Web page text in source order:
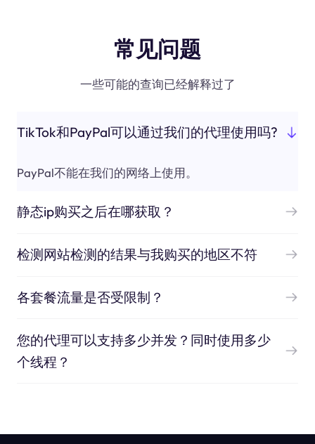
常见问题
一些可能的查询已经解释过了
TikTok和PayPal可以通过我们的代理使用吗?
PayPal不能在我们的网络上使用。
静态ip购买之后在哪获取？
检测网站检测的结果与我购买的地区不符
各套餐流量是否受限制？
您的代理可以支持多少并发？同时使用多少
个线程？